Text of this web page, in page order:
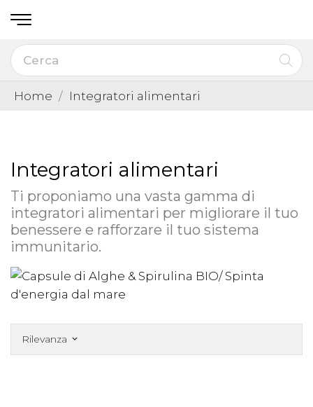
Home Integratori alimentari
Integratori alimentari
Ti proponiamo una vasta gamma di
integratori alimentari per migliorare il tuo
benessere e rafforzare il tuo sistema
immunitario.
Rilevanza keyboard_arrow_down